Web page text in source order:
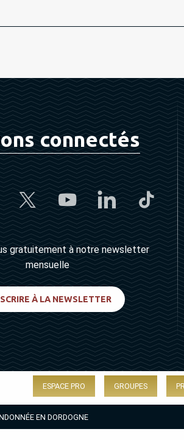
EN DORDOGNE
connectés
gratuitement à notre newsletter
mensuelle
À LA NEWSLETTER
ESPACE PRO GROUPES